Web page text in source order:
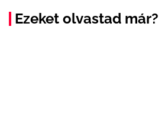
Ezeket olvastad már?